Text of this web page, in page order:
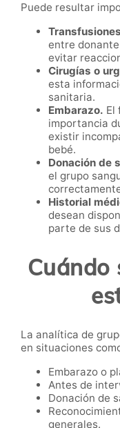
Puede resultar
entre
evitar
Cirugías o
esta
sanitaria.
Embarazo. El
importancia
existir
bebé.
Donación de
el grupo
Historial
desean
parte de sus
Cuándo
La analítica de
en situaciones
Embarazo o
Antes de
Donación de
generales.